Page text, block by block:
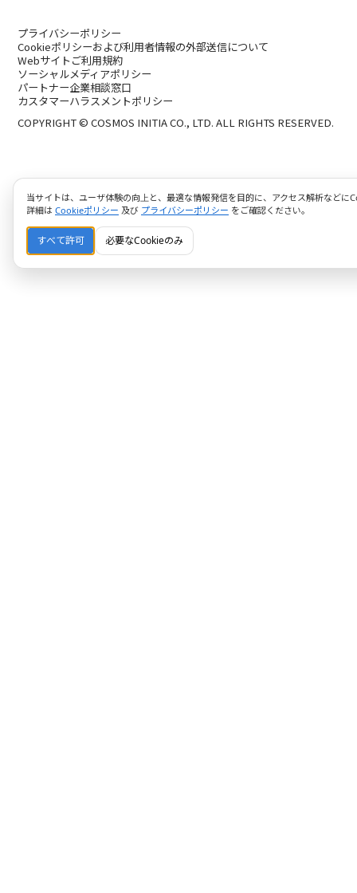
プライバシーポリシー
Cookieポリシーおよび利用者情報の外部送信について
Webサイトご利用規約
ソーシャルメディアポリシー
パートナー企業相談窓口
カスタマーハラスメントポリシー
COPYRIGHT © COSMOS INITIA CO., LTD. ALL RIGHTS RESERVED.
当サイトは、ユーザ体験の向上と、最適な情報発信を目的に、アクセス解析などに
詳細は Cookieポリシー 及び プライバシーポリシー をご確認ください。
すべて許可 必要なCookieのみ